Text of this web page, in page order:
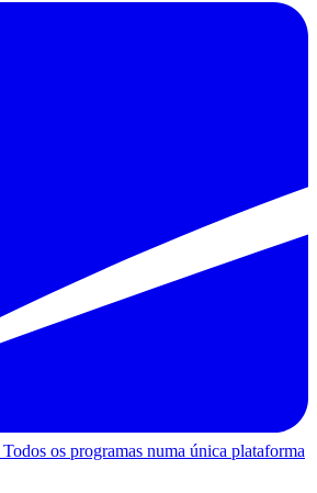
Todos os programas numa única plataforma